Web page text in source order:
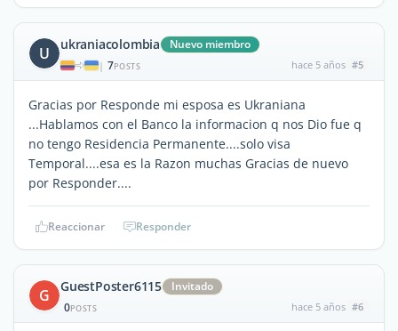
U ukraniacolombia Nuevo miembro
| 7POSTS hace 5 años #5
Gracias por Responde mi esposa es Ukraniana
...Hablamos con el Banco la informacion q nos Dio fue q
no tengo Residencia Permanente....solo visa
Temporal....esa es la Razon muchas Gracias de nuevo
por Responder....
Reaccionar Responder
G GuestPoster6115
Invitado
0POSTS hace 5 años #6